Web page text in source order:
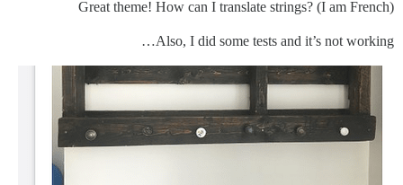
Great theme! How can I translate strings? (I am French)
Also, I did some tests and it’s not working…